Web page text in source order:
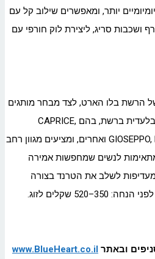
יותר, ומאפשרים שילוב קל עם
ושכבות סריג, ליצירת לוק חורפי עם
הרשת בלו הארט, לצד מבחר מותגים
בינלאומיים מובילים הנמכרים בלעדית ברשת, בהם CAPRICE,
GIOSEPPO, EASY SPIRIT, MARCO TOZZI ואחרים, ומציעים מגוון רחב
לנשים שמחפשות אמירה
לשלב את הטרנד בצורה
שקלים לזוג.
ובאתר www.BlueHeart.co.il